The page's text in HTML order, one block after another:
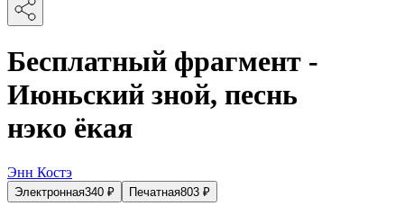
Бесплатный фрагмент -
Июньский зной, песнь
нэко ёкая
Энн Костэ
Электронная340 ₽ Печатная803 ₽